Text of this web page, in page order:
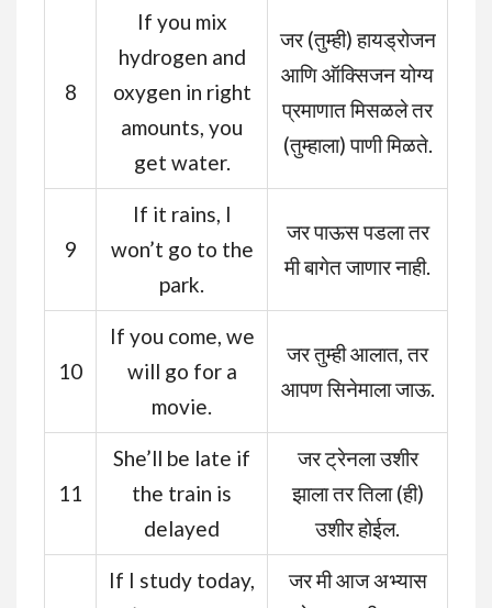
8
If you mix
hydrogen and
oxygen in right
amounts, you
get water.
जर (तुम्ही) हायड्रोजन
आणि ऑक्सिजन योग्य
प्रमाणात मिसळले तर
(तुम्हाला) पाणी मिळते.
9
If it rains, I
won’t go to the
park.
जर पाऊस पडला तर
मी बागेत जाणार नाही.
10
If you come, we
will go for a
movie.
जर तुम्ही आलात, तर
आपण सिनेमाला जाऊ.
11
She’ll be late if
the train is
delayed
जर ट्रेनला उशीर
झाला तर तिला (ही)
उशीर होईल.
If I study today,
जर मी आज अभ्यास